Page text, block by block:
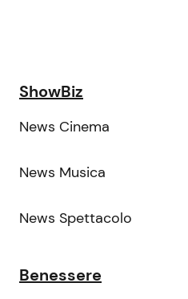
ShowBiz
News Cinema
News Musica
News Spettacolo
Benessere